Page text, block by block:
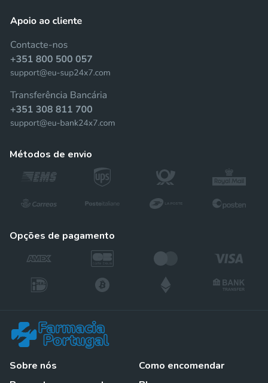
métodos de envio
opções de pagamento
Sobre nós
Como encomendar